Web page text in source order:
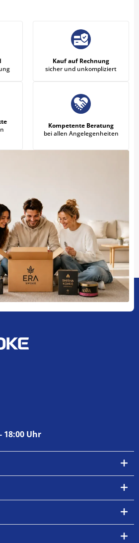
Kauf auf Rechnung
sicher und unkompliziert
Kompetente Beratung
bei allen Angelegenheiten
18:00 Uhr